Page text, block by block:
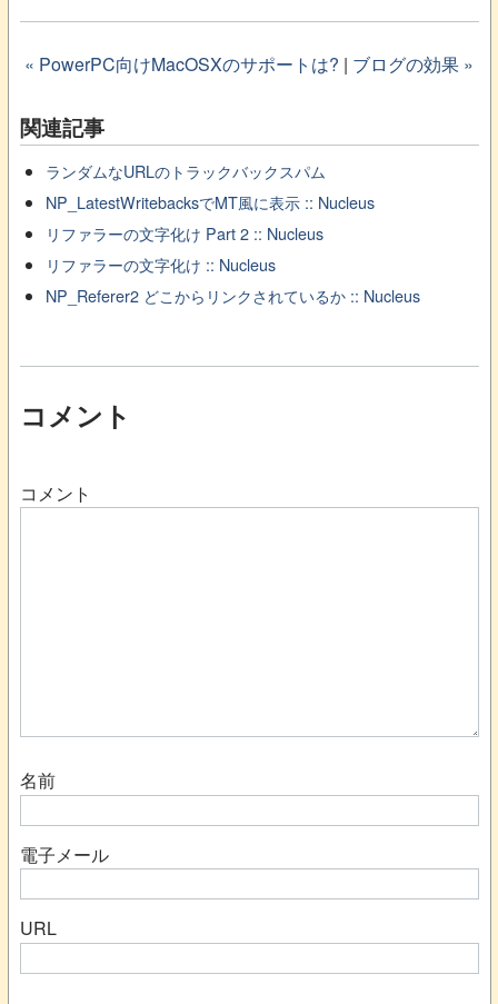
« PowerPC向けMacOSXのサポートは? | ブログの効果 »
関連記事
ランダムなURLのトラックバックスパム
NP_LatestWritebacksでMT風に表示 :: Nucleus
リファラーの文字化け Part 2 :: Nucleus
リファラーの文字化け :: Nucleus
NP_Referer2 どこからリンクされているか :: Nucleus
コメント
コメント
名前
電子メール
URL